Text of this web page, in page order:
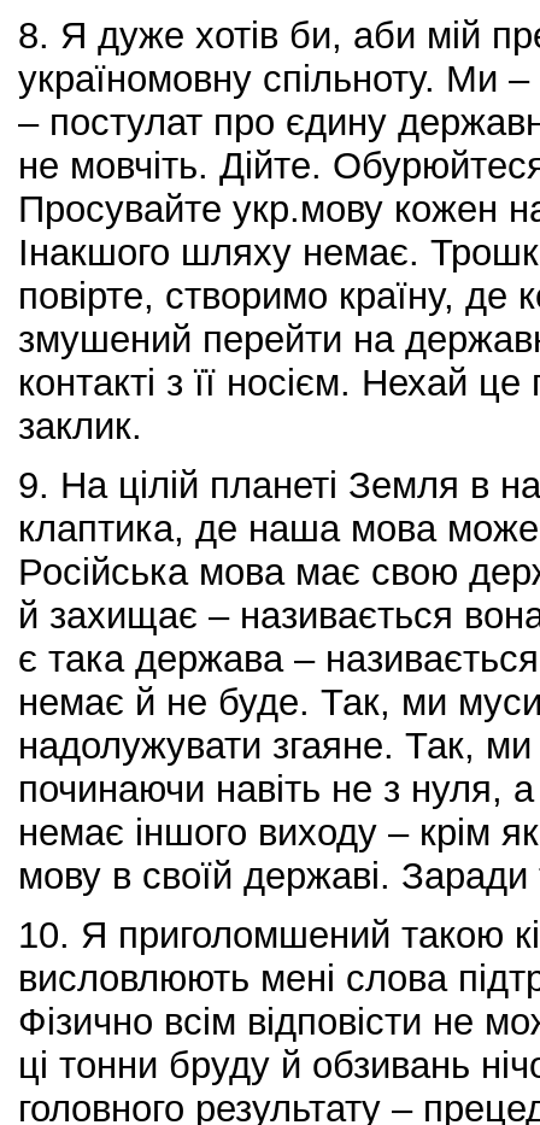
8. Я дуже хотів би, аби мій
україномовну спільноту. Ми
– постулат про єдину
не мовчіть. Дійте.
Просувайте укр.мову кожен
Інакшого шляху немає.
повірте, створимо країну,
змушений перейти на
контакті з її носієм. Нехай
заклик.
9. На цілій планеті Земля в
клаптика, де наша мова
Російська мова має свою
й захищає – називається
є така держава –
немає й не буде. Так, ми
надолужувати згаяне. Так,
починаючи навіть не з нуля,
немає іншого виходу – крім
мову в своїй державі. Заради
10. Я приголомшений такою
висловлюють мені слова
Фізично всім відповісти не
ці тонни бруду й обзивань
головного результату –